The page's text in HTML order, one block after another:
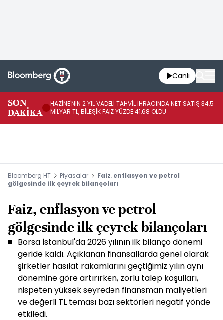
Canlı
SON
DAKİKA
HAZİNE'NİN 2 YIL VADELİ TAHVİL İHRACINDA NET SATIŞ 34,5
MİLYAR TL, BİLEŞİK FAİZ YÜZDE 41,68 OLDU
Bloomberg HT Piyasalar
Faiz, enflasyon ve petrol
gölgesinde ilk çeyrek bilançoları
Faiz, enflasyon ve petrol
gölgesinde ilk çeyrek bilançoları
Borsa İstanbul'da 2026 yılının ilk bilanço dönemi
geride kaldı. Açıklanan finansallarda genel olarak
şirketler hasılat rakamlarını geçtiğimiz yılın aynı
dönemine göre artırırken, zorlu talep koşulları,
nispeten yüksek seyreden finansman maliyetleri
ve değerli TL teması bazı sektörleri negatif yönde
etkiledi.